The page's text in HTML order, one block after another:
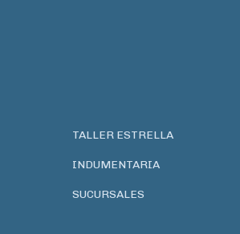
TALLER ESTRELLA
INDUMENTARIA
SUCURSALES